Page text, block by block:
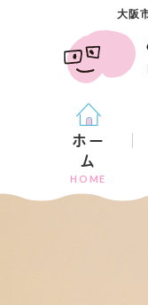
ホー
ム
HOME
大阪